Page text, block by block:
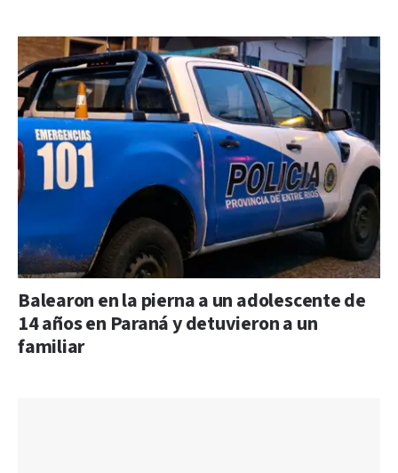
Balearon en la pierna a un adolescente de
14 años en Paraná y detuvieron a un
familiar